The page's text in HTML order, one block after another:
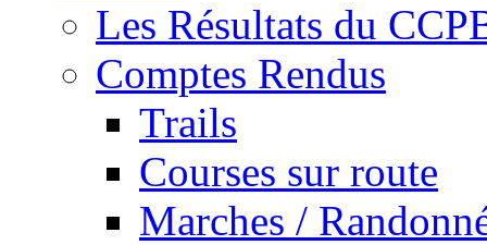
Les Résultats du
Comptes Rendus
Trails
Courses sur route
Marches /